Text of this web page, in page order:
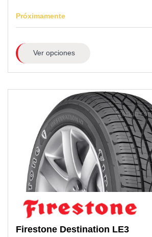
Próximamente
Ver opciones
Firestone Destination LE3